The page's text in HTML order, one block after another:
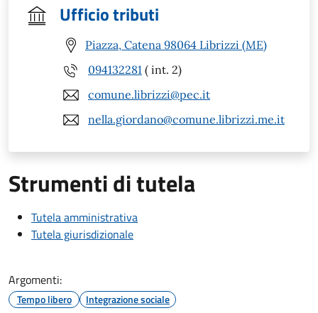
Ufficio tributi
Piazza, Catena 98064 Librizzi (ME)
094132281 ( int. 2)
comune.librizzi@pec.it
nella.giordano@comune.librizzi.me.it
Strumenti di tutela
Tutela amministrativa
Tutela giurisdizionale
Argomenti:
Tempo libero Integrazione sociale